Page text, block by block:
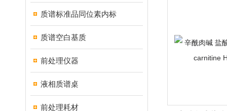
质谱标准品同位素内标
质谱空白基质
前处理仪器
液相质谱桌
前处理耗材